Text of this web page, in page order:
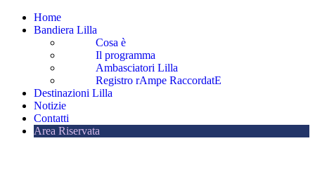
Home
Bandiera Lilla
Cosa è
Il programma
Ambasciatori Lilla
Registro rAmpe RaccordatE
Destinazioni Lilla
Notizie
Contatti
Area Riservata